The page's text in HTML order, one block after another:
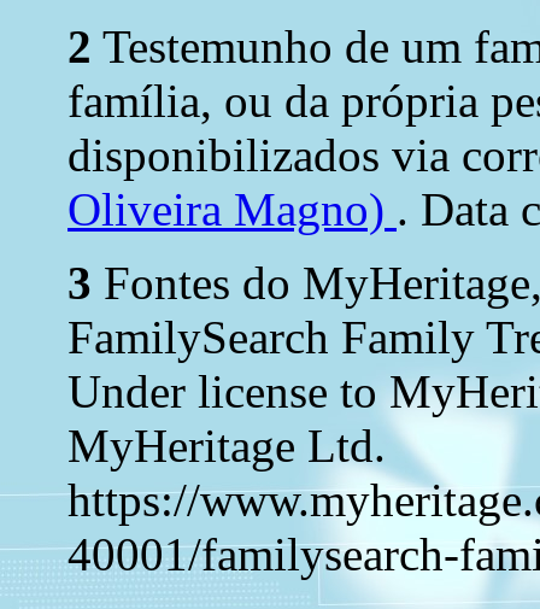
2 Testemunho de um
família, ou da própria
disponibilizados via
Oliveira Magno) . Data
3 Fontes do
FamilySearch Family
Under license to
MyHeritage Ltd.
https://
40001/familysearch-